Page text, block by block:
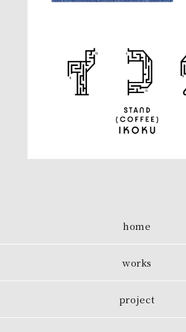
home
works
project